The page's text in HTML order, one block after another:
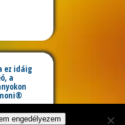
ez idáig
a
engedélyezem